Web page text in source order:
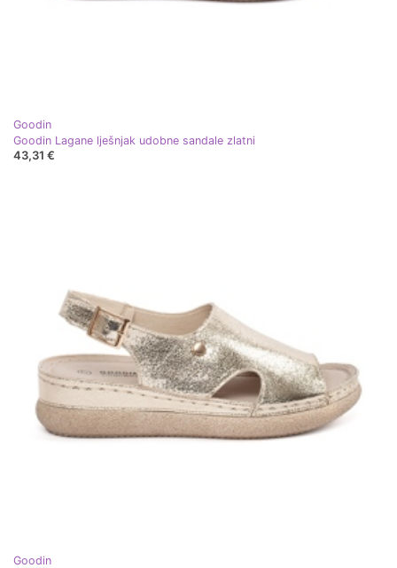
Goodin
Goodin Lagane lješnjak udobne sandale zlatni
43,31 €
Goodin